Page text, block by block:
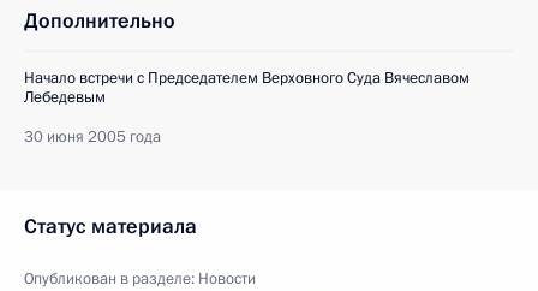
Дополнительно
Начало встречи с Председателем Верховного Суда Вячеславом
Лебедевым
30 июня 2005 года
Статус материала
Опубликован в разделе: Новости